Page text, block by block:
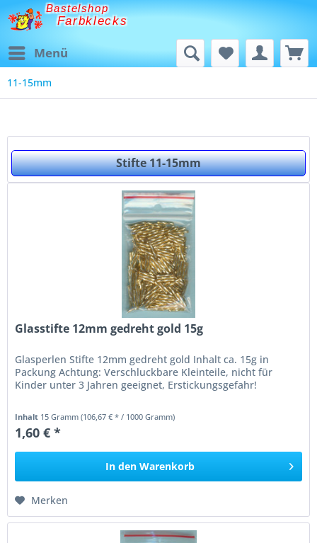
Bastelshop
Farbklecks
Menü
11-15mm
Stifte 11-15mm
Glasstifte 12mm gedreht gold 15g
Glasperlen Stifte 12mm gedreht gold Inhalt ca. 15g in
Packung Achtung: Verschluckbare Kleinteile, nicht für
Kinder unter 3 Jahren geeignet, Erstickungsgefahr!
Inhalt 15 Gramm(106,67 € * / 1000 Gramm)
1,60 € *
In den Warenkorb
Merken